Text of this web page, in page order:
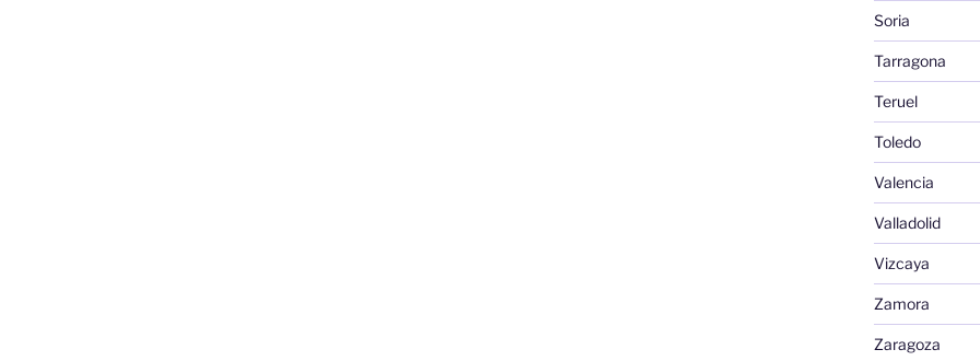
Soria
Tarragona
Teruel
Toledo
Valencia
Valladolid
Vizcaya
Zamora
Zaragoza